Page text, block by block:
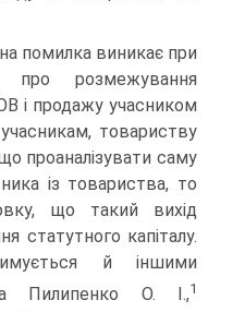
помилка виникає при
про розмежування
і продажу учасником
товариству
проаналізувати саму
із товариства, то
що такий вихід
статутного капіталу.
й іншими
Пилипенко О. І.,1